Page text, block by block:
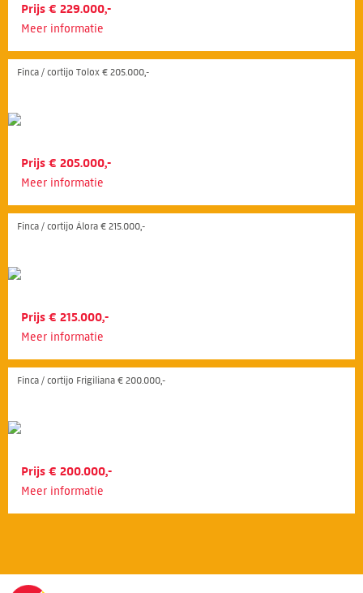
Prijs € 229.000,-
Meer informatie
Finca / cortijo Tolox € 205.000,-
Prijs € 205.000,-
Meer informatie
Finca / cortijo Álora € 215.000,-
Prijs € 215.000,-
Meer informatie
Finca / cortijo Frigiliana € 200.000,-
Prijs € 200.000,-
Meer informatie